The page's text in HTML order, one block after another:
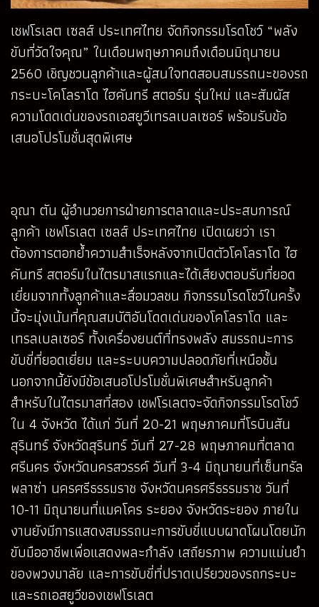
เชฟโรเลต เซลส์ ประเทศไทย จัดกิจกรรมโรดโชว์ “พลัง
ขับที่วัดใจคุณ” ในเดือนพฤษภาคมถึงเดือนมิถุนายน
2560 เชิญชวนลูกค้าและผู้สนใจทดสอบสมรรถนะของรถ
กระบะโคโลราโด ไฮคันทรี สตอร์ม รุ่นใหม่ และสัมผัส
ความโดดเด่นของรถเอสยูวีเทรลเบลเซอร์ พร้อมรับข้อ
เสนอโปรโมชั่นสุดพิเศษ
อุณา ตัน ผู้อำนวยการฝ่ายการตลาดและประสบการณ์
ลูกค้า เชฟโรเลต เซลส์ ประเทศไทย เปิดเผยว่า เรา
ต้องการตอกย้ำความสำเร็จหลังจากเปิดตัวโคโลราโด ไฮ
คันทรี สตอร์มในไตรมาสแรกและได้เสียงตอบรับที่ยอด
เยี่ยมจากทั้งลูกค้าและสื่อมวลชน กิจกรรมโรดโชว์ในครั้ง
นี้จะมุ่งเน้นที่คุณสมบัติอันโดดเด่นของโคโลราโด และ
เทรลเบลเซอร์ ทั้งเครื่องยนต์ที่ทรงพลัง สมรรถนะการ
ขับขี่ที่ยอดเยี่ยม และระบบความปลอดภัยที่เหนือชั้น
นอกจากนี้ยังมีข้อเสนอโปรโมชั่นพิเศษสำหรับลูกค้า
สำหรับในไตรมาสที่สอง เชฟโรเลตจะจัดกิจกรรมโรดโชว์
ใน 4 จังหวัด ได้แก่ วันที่ 20-21 พฤษภาคมที่โรบินสัน
สุรินทร์ จังหวัดสุรินทร์ วันที่ 27-28 พฤษภาคมที่ตลาด
ศรีนคร จังหวัดนครสวรรค์ วันที่ 3-4 มิถุนายนที่เซ็นทรัล
พลาซ่า นครศรีธรรมราช จังหวัดนครศรีธรรมราช วันที่
10-11 มิถุนายนที่แมคโคร ระยอง จังหวัดระยอง ภายใน
งานยังมีการแสดงสมรรถนะการขับขี่แบบผาดโผนโดยนัก
ขับมืออาชีพเพื่อแสดงพละกำลัง เสถียรภาพ ความแม่นยำ
ของพวงมาลัย และการขับขี่ที่ปราดเปรียวของรถกระบะ
และรถเอสยูวีของเชฟโรเลต